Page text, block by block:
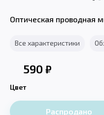
Оптическая проводная
Все характеристики
590 ₽
Цвет
Распродано